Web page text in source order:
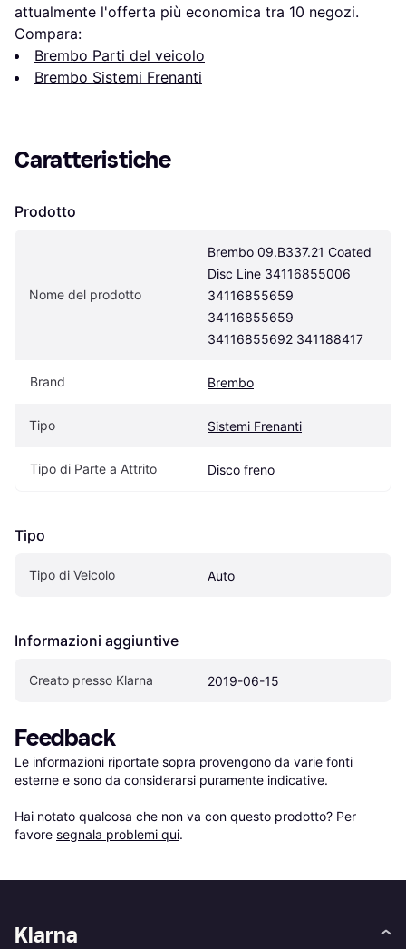
attualmente l'offerta più economica tra 10 negozi.
Compara:
Brembo Parti del veicolo
Brembo Sistemi Frenanti
Caratteristiche
Prodotto
Nome del prodotto
Brembo 09.B337.21 Coated
Disc Line 34116855006
34116855659
34116855659
34116855692 341188417
Brand Brembo
Tipo Sistemi Frenanti
Tipo di Parte a Attrito Disco freno
Tipo
Tipo di Veicolo Auto
Informazioni aggiuntive
Creato presso Klarna 2019-06-15
Feedback
Le informazioni riportate sopra provengono da varie fonti
esterne e sono da considerarsi puramente indicative.
Hai notato qualcosa che non va con questo prodotto? Per
favore segnala problemi qui.
Klarna